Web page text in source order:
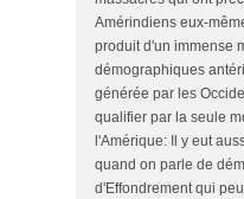
Amérindiens eux-
produit d'un immense
démographiques
générée par les
qualifier par la seule
l'Amérique: Il y eut
quand on parle de
d'Effondrement qui